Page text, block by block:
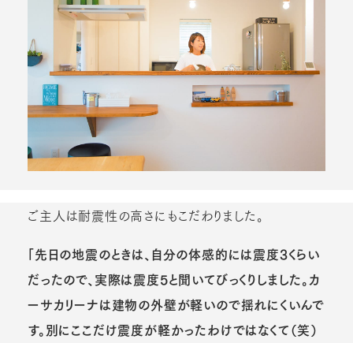
ご主人は耐震性の高さにもこだわりました。
「先日の地震のときは、自分の体感的には震度3くらい
だったので、実際は震度5と聞いてびっくりしました。カ
ーサカリーナは建物の外壁が軽いので揺れにくいんで
す。別にここだけ震度が軽かったわけではなくて（笑）